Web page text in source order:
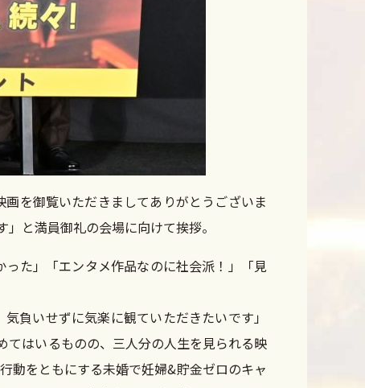
を御覧いただきましてありがとうございま
と満員御礼の会場に向けて挨拶。
た」「エンタメ作品なのに社会派！」「見
負いせずに気楽に観ていただきたいです」
てはいるものの、三人分の人生を見られる映
動をともにする未婚で妊婦&貯金ゼロのキャ